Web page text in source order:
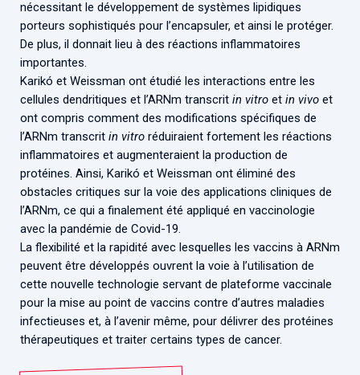
Associations de patient.e.s
Collaboration avec les acteurs communautaires
Cellule Émergence mpox
Ouverte depuis décembre 2023, pour suivre l'épidémie
en RDC, elle reste active suite à des cas à Mayotte et à
Cellules Émergence
Retrouvez toutes les cellules Émergence, actives ou
inactives.
nécessitant le développement de systèmes lipidiques
porteurs sophistiqués pour l’encapsuler, et ainsi le protéger.
De plus, il donnait lieu à des réactions inflammatoires
importantes.
Karikó et Weissman ont étudié les interactions entre les
cellules dendritiques et l’ARNm transcrit in vitro et in vivo et
ont compris comment des modifications spécifiques de
l’ARNm transcrit in vitro réduiraient fortement les réactions
inflammatoires et augmenteraient la production de
protéines. Ainsi, Karikó et Weissman ont éliminé des
obstacles critiques sur la voie des applications cliniques de
l’ARNm, ce qui a finalement été appliqué en vaccinologie
avec la pandémie de Covid-19.
La flexibilité et la rapidité avec lesquelles les vaccins à ARNm
peuvent être développés ouvrent la voie à l’utilisation de
cette nouvelle technologie servant de plateforme vaccinale
pour la mise au point de vaccins contre d’autres maladies
infectieuses et, à l’avenir même, pour délivrer des protéines
thérapeutiques et traiter certains types de cancer.